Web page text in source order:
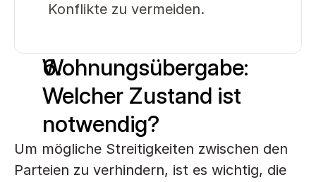
Konflikte zu vermeiden.
Wohnungsübergabe:
Welcher Zustand ist
notwendig?
Um mögliche Streitigkeiten zwischen den
Parteien zu verhindern, ist es wichtig, die